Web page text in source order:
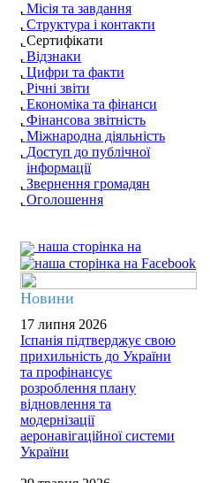
Місія та завдання
Структура і контакти
Сертифікати
Відзнаки
Цифри та факти
Річні звіти
Економіка та фінанси
Фінансова звітність
Міжнародна діяльність
Доступ до публічної
інформації
Звернення громадян
Оголошення
наша сторінка на
Новини
17 липня 2026
Іспанія підтверджує свою
прихильність до України
та профінансує
розроблення плану
відновлення та
модернізації
аеронавігаційної системи
України